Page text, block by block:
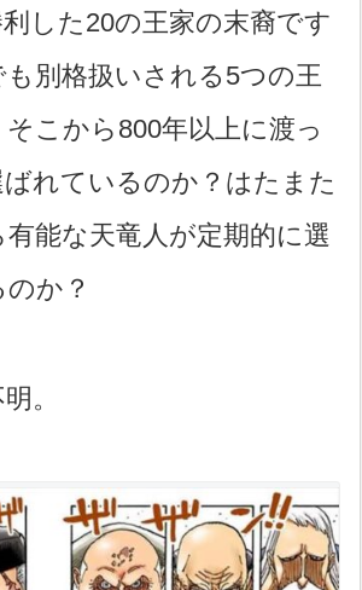
した20の王家の末裔です
別格扱いされる5つの王
こから800年以上に渡っ
れているのか？はたまた
能な天竜人が定期的に選
か？
。